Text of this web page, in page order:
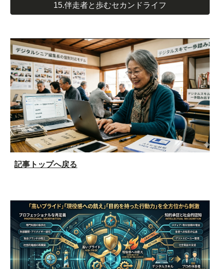
15.伴走者と歩むセカンドライフ
記事トップへ戻る